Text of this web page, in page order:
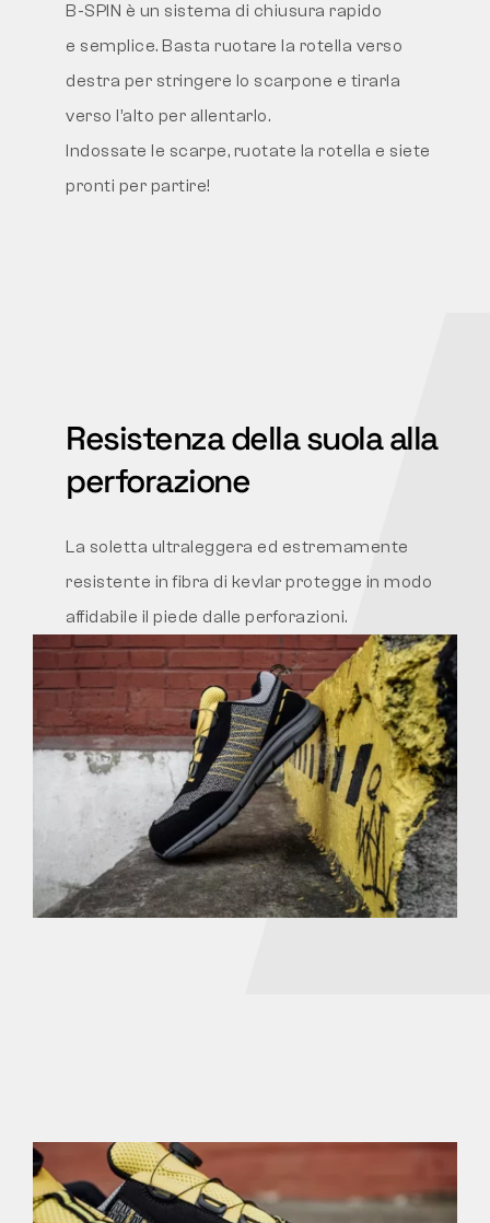
B-SPIN è un sistema di chiusura rapido
e semplice. Basta ruotare la rotella verso
destra per stringere lo scarpone e tirarla
verso l’alto per allentarlo.
Indossate le scarpe, ruotate la rotella e siete
pronti per partire!
Resistenza della suola alla
perforazione
La soletta ultraleggera ed estremamente
resistente in fibra di kevlar protegge in modo
affidabile il piede dalle perforazioni.